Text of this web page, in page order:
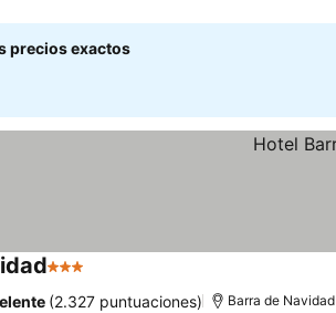
precios exactos
3 Estrellas
(2.327 puntuaciones) Barra de Navidad